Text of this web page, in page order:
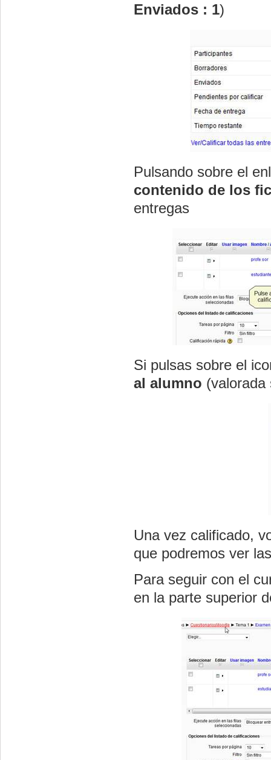
Enviados : 1)
Pulsando sobre el
contenido de los
entregas
Si pulsas sobre el
al alumno (valorada
Una vez calificado,
que podremos ver
Para seguir con el
en la parte superior